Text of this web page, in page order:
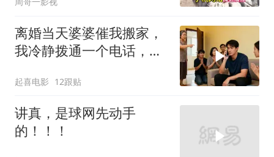
离婚当天婆婆催我搬家，
我冷静拨通一个电话，全
起喜电影 12跟贴
讲真，是球网先动手
的！！！